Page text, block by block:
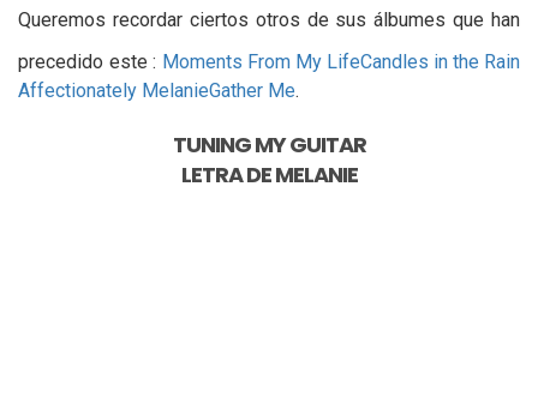
Queremos recordar ciertos otros de sus álbumes que han
precedido este : Moments From My LifeCandles in the Rain
Affectionately MelanieGather Me.
TUNING MY GUITAR
LETRA DEMELANIE